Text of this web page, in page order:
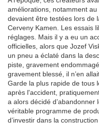
améliorations, notamment
devaient être testées lors de
Cerveny Kamen. Les essais
réglages. Mais il y a eu un
officielles, alors que Jozef
un pneu a éclaté dans la
piste, gravement
gravement blessé, il n’en
Garde la plus rapide de tous
après l'accident,
a alors décidé
véritable programme de
d’investir dans la